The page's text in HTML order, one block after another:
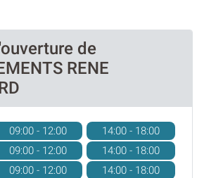
de
RENE
09:00 - 12:00
14:00 - 18:00
09:00 - 12:00
14:00 - 18:00
09:00 - 12:00
14:00 - 18:00